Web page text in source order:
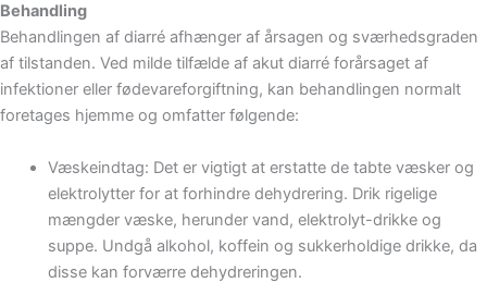
Behandling
Behandlingen af diarré afhænger af årsagen og sværhedsgraden
af tilstanden. Ved milde tilfælde af akut diarré forårsaget af
infektioner eller fødevareforgiftning, kan behandlingen normalt
foretages hjemme og omfatter følgende:
Væskeindtag: Det er vigtigt at erstatte de tabte væsker og
elektrolytter for at forhindre dehydrering. Drik rigelige
mængder væske, herunder vand, elektrolyt-drikke og
suppe. Undgå alkohol, koffein og sukkerholdige drikke, da
disse kan forværre dehydreringen.